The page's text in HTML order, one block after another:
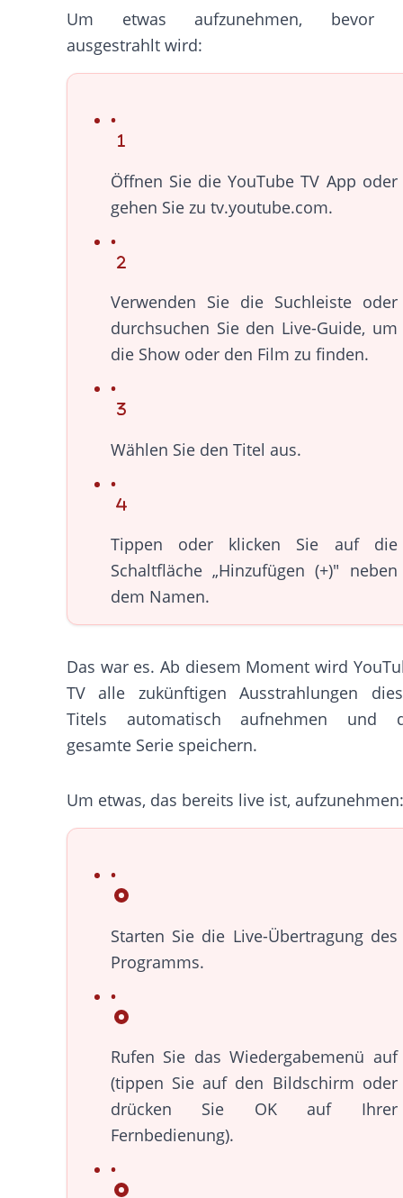
Um etwas aufzunehmen, bevor
ausgestrahlt wird:
Öffnen Sie die YouTube TV App oder
gehen Sie zu tv.youtube.com.
Verwenden Sie die Suchleiste oder
durchsuchen Sie den Live-Guide, um
die Show oder den Film zu finden.
Wählen Sie den Titel aus.
Tippen oder klicken Sie auf die
Schaltfläche „Hinzufügen (+)" neben
dem Namen.
Das war es. Ab diesem Moment wird
TV alle zukünftigen Ausstrahlungen
Titels automatisch aufnehmen und
gesamte Serie speichern.
Um etwas, das bereits live ist, aufzunehmen:
Starten Sie die Live-Übertragung des
Programms.
Rufen Sie das Wiedergabemenü auf
(tippen Sie auf den Bildschirm oder
drücken Sie OK auf Ihrer
Fernbedienung).